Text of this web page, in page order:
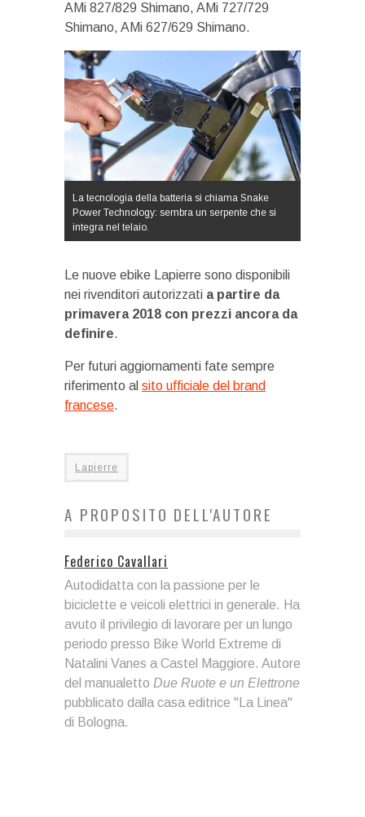
AMi 827/829 Shimano, AMi 727/729
Shimano, AMi 627/629 Shimano.
La tecnologia della batteria si chiama Snake
Power Technology: sembra un serpente che si
integra nel telaio.
Le nuove ebike Lapierre sono disponibili
nei rivenditori autorizzati a partire da
primavera 2018 con prezzi ancora da
definire.
Per futuri aggiornamenti fate sempre
riferimento al sito ufficiale del brand
francese.
Lapierre
A PROPOSITO DELL'AUTORE
Federico Cavallari
Autodidatta con la passione per le
biciclette e veicoli elettrici in generale. Ha
avuto il privilegio di lavorare per un lungo
periodo presso Bike World Extreme di
Natalini Vanes a Castel Maggiore. Autore
del manualetto Due Ruote e un Elettrone
pubblicato dalla casa editrice "La Linea"
di Bologna.